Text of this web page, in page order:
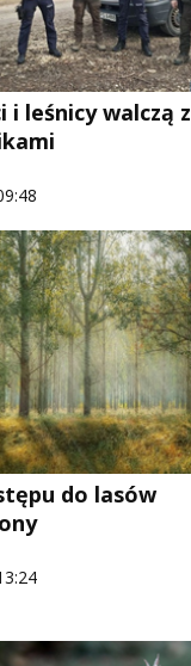
i leśnicy walczą z
do lasów